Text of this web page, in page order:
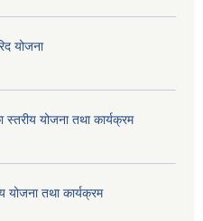
योजना
स्तरीय योजना तथा कार्यक्रम
योजना तथा कार्यक्रम